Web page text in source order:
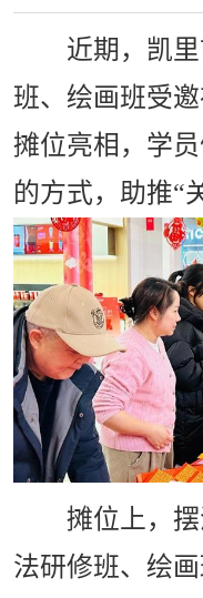
近期，凯
班、绘画班受
摊位亮相，学
的方式，助推“
摊位上，
法研修班、绘